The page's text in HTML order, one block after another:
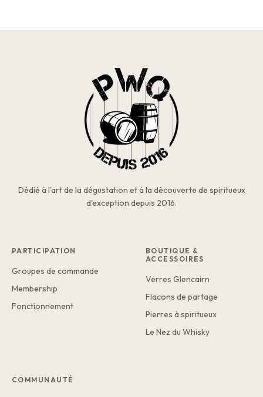
Dédié à l'art de la dégustation et à la découverte de spiritueux
d'exception depuis 2016.
PARTICIPATION
Groupes de commande
Membership
Fonctionnement
BOUTIQUE &
ACCESSOIRES
Verres Glencairn
Flacons de partage
Pierres à spiritueux
Le Nez du Whisky
COMMUNAUTÉ